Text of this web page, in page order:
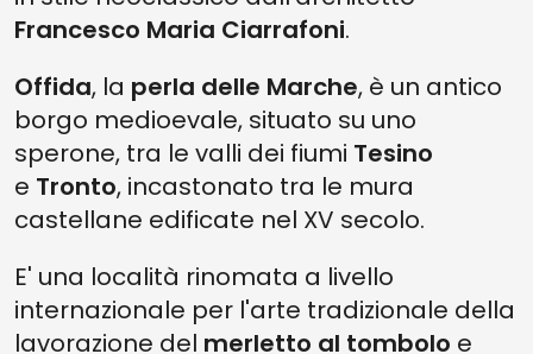
Francesco Maria Ciarrafoni.
Offida, la perla delle Marche, è un antico
borgo medioevale, situato su uno
sperone, tra le valli dei fiumi Tesino
e Tronto, incastonato tra le mura
castellane edificate nel XV secolo.
E' una località rinomata a livello
internazionale per l'arte tradizionale della
lavorazione del merletto al tombolo e